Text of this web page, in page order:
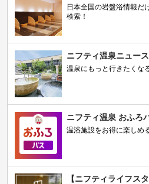
日本全国の岩盤浴情報だ
検索！
ニフティ温泉ニュース
温泉にもっと行きたくな
ニフティ温泉 おふろ
温浴施設をお得に楽しめ
【ニフティライフス